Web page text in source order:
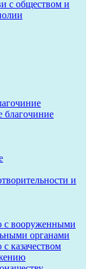
с обществом и
благочиние
и
с вооруженными
органами
казачеством